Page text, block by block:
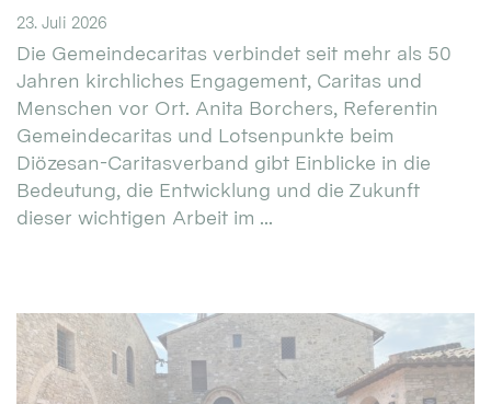
23. Juli 2026
Die Gemeindecaritas verbindet seit mehr als 50
Jahren kirchliches Engagement, Caritas und
Menschen vor Ort. Anita Borchers, Referentin
Gemeindecaritas und Lotsenpunkte beim
Diözesan-Caritasverband gibt Einblicke in die
Bedeutung, die Entwicklung und die Zukunft
dieser wichtigen Arbeit im ...